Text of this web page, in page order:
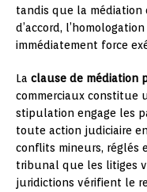
tandis que la médiation
d’accord,
immédiatement force
La clause de médiation
commerciaux constitue
stipulation engage les
toute action judiciaire
conflits mineurs, réglés
tribunal que les litiges
juridictions vérifient le